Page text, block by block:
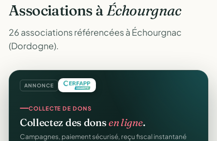
Associations àÉchourgnac
26 associations référencées à Échourgnac
(Dordogne).
ANNONCE
COLLECTE DE DONS
Collectez des donsen ligne.
Campagnes, paiement sécurisé, reçu fiscal instantané